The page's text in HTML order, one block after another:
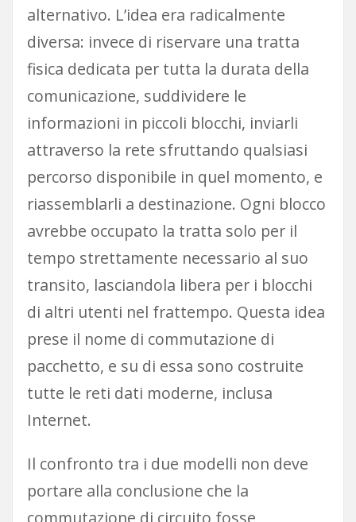
alternativo. L’idea era radicalmente
diversa: invece di riservare una tratta
fisica dedicata per tutta la durata della
comunicazione, suddividere le
informazioni in piccoli blocchi, inviarli
attraverso la rete sfruttando qualsiasi
percorso disponibile in quel momento, e
riassemblarli a destinazione. Ogni blocco
avrebbe occupato la tratta solo per il
tempo strettamente necessario al suo
transito, lasciandola libera per i blocchi
di altri utenti nel frattempo. Questa idea
prese il nome di commutazione di
pacchetto, e su di essa sono costruite
tutte le reti dati moderne, inclusa
Internet.
Il confronto tra i due modelli non deve
portare alla conclusione che la
commutazione di circuito fosse